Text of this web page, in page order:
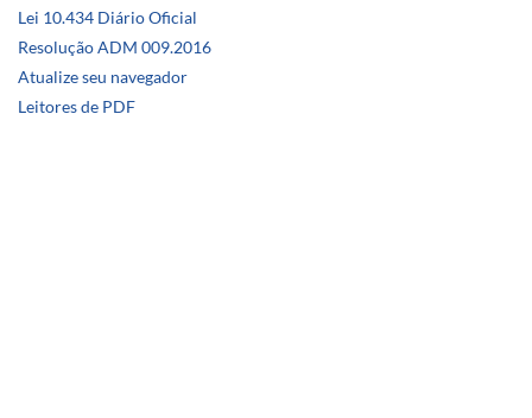
Lei 10.434 Diário Oficial
Resolução ADM 009.2016
Atualize seu navegador
Leitores de PDF